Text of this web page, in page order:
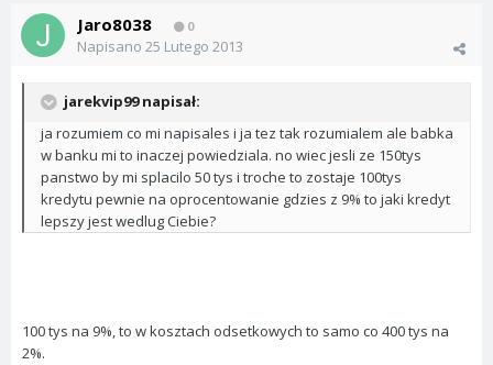
Jaro8038 0
Napisano 25 Lutego 2013
jarekvip99 napisał:
ja rozumiem co mi napisales i ja tez tak rozumialem ale babka
w banku mi to inaczej powiedziala. no wiec jesli ze 150tys
panstwo by mi splacilo 50 tys i troche to zostaje 100tys
kredytu pewnie na oprocentowanie gdzies z 9% to jaki kredyt
lepszy jest wedlug Ciebie?
100 tys na 9%, to w kosztach odsetkowych to samo co 400 tys na
2%.